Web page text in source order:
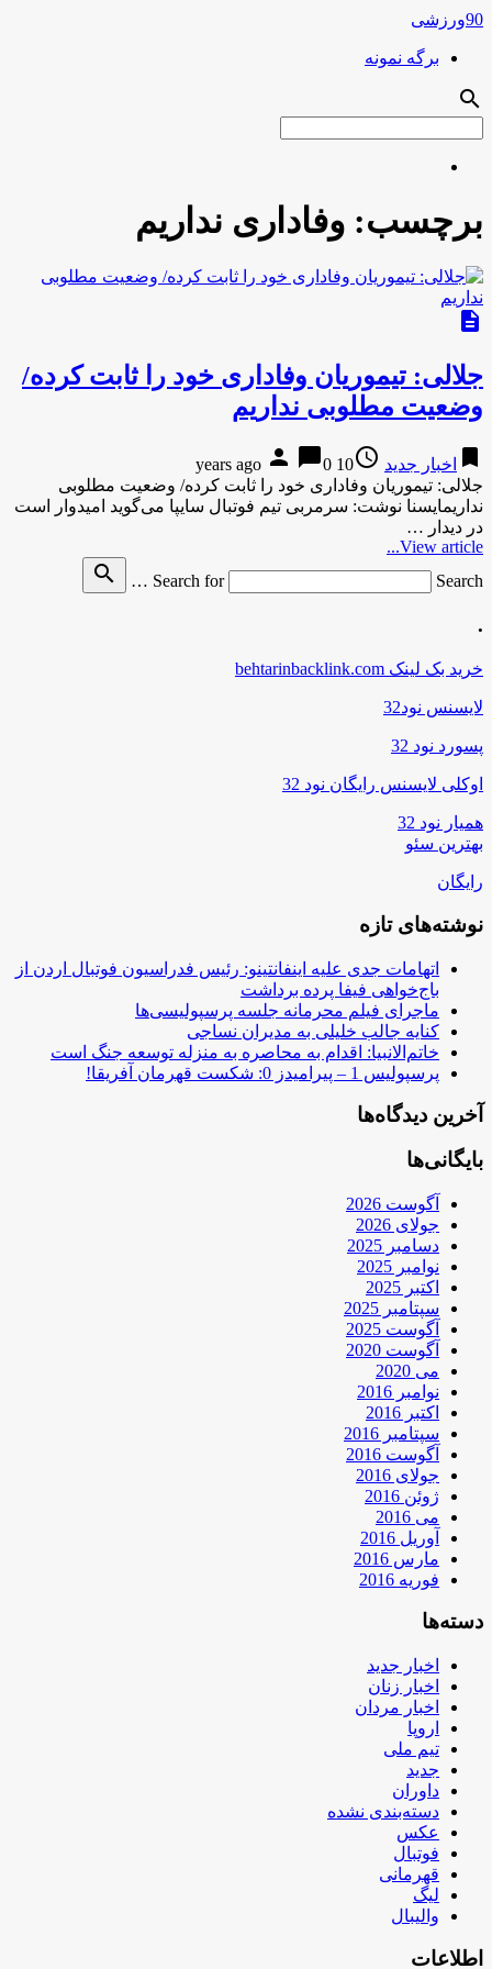
90ورزشی
برگه نمونه
search
برچسب: وفاداری نداریم
description
جلالی: تیموریان وفاداری خود را ثابت کرده/
وضعیت مطلوبی نداریم
bookmark اخبار جدید access_time
10 years ago
person chat_bubble0
جلالی: تیموریان وفاداری خود را ثابت کرده/ وضعیت مطلوبی
نداریمایسنا نوشت: سرمربی تیم فوتبال سایپا می‌گوید امیدوار است
در دیدار …
View article...
Search for
Search …
search
.
خرید بک لینک behtarinbacklink.com
لایسنس نود32
پسورد نود 32
اوکلی لایسنس رایگان نود 32
همیار نود 32
بهترین سئو
رایگان
نوشته‌های تازه
اتهامات جدی علیه اینفانتینو: رئیس فدراسیون فوتبال اردن از
باج‌خواهی فیفا پرده برداشت
ماجرای فیلم محرمانه جلسه پرسپولیسی‌ها
کنایه جالب خلیلی به مدیران نساجی
خاتم‌الانبیا: اقدام به محاصره به منزله توسعه جنگ است
پرسپولیس 1 – پیرامیدز 0: شکست قهرمان آفریقا!
آخرین دیدگاه‌ها
بایگانی‌ها
آگوست 2026
جولای 2026
دسامبر 2025
نوامبر 2025
اکتبر 2025
سپتامبر 2025
آگوست 2025
آگوست 2020
می 2020
نوامبر 2016
اکتبر 2016
سپتامبر 2016
آگوست 2016
جولای 2016
ژوئن 2016
می 2016
آوریل 2016
مارس 2016
فوریه 2016
دسته‌ها
اخبار جدید
اخبار زنان
اخبار مردان
اروپا
تیم ملی
جدید
داوران
دسته‌بندی نشده
عکس
فوتبال
قهرمانی
لیگ
والیبال
اطلاعات